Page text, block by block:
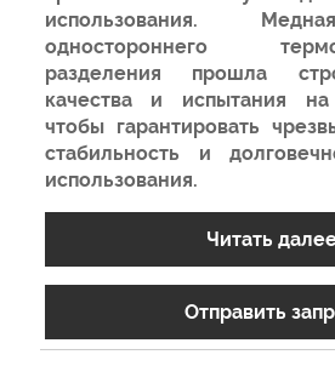
использования.
одностороннего
разделения прошла
качества и испытания на
чтобы гарантировать
стабильность и
использования.
Читать
Отправить